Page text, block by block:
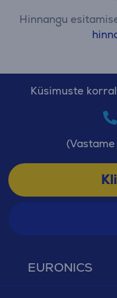
Hinnangu
EURONICS
Küsimuste